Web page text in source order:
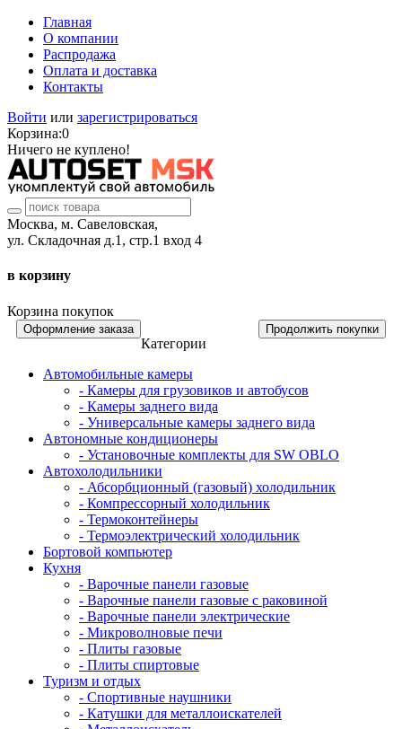
Главная
О компании
Распродажа
Оплата и доставка
Контакты
Войти или зарегистрироваться
Корзина:0
Ничего не куплено!
Москва, м. Савеловская,
ул. Складочная д.1, стр.1 вход 4
в корзину
Корзина покупок
Оформление заказа Продолжить покупки
Категории
Автомобильные камеры
- Камеры для грузовиков и автобусов
- Камеры заднего вида
- Универсальные камеры заднего вида
Автономные кондиционеры
- Установочные комплекты для SW OBLO
Автохолодильники
- Абсорбционный (газовый) холодильник
- Компрессорный холодильник
- Термоконтейнеры
- Термоэлектрический холодильник
Бортовой компьютер
Кухня
- Варочные панели газовые
- Варочные панели газовые с раковиной
- Варочные панели электрические
- Микроволновые печи
- Плиты газовые
- Плиты спиртовые
Туризм и отдых
- Cпортивные наушники
- Катушки для металлоискателей